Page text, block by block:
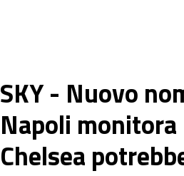
SKY - Nuovo
Napoli
Chelsea